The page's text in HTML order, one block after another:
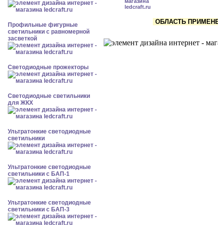
Профильные фигурные
светильники с равномерной
засветкой
Светодиодные прожекторы
Светодиодные светильники
для ЖКХ
Ультратонкие светодиодные
светильники
Ультратонкие светодиодные
светильники с БАП-1
Ультратонкие светодиодные
светильники с БАП-3
ОБЛАСТЬ